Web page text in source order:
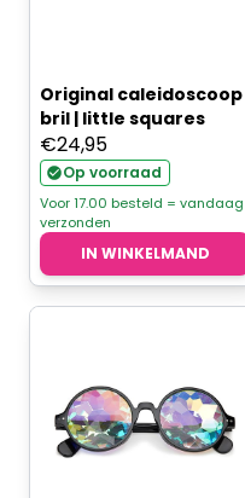
Original caleidoscoop
bril | little squares
€24,95
Op voorraad
Voor 17.00 besteld = vandaag
verzonden
IN WINKELMAND